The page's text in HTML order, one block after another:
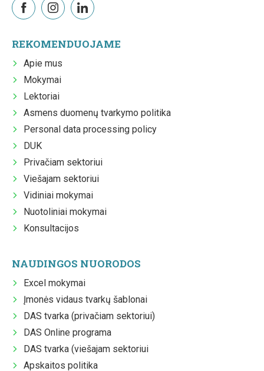
REKOMENDUOJAME
Apie mus
Mokymai
Lektoriai
Asmens duomenų tvarkymo politika
Personal data processing policy
DUK
Privačiam sektoriui
Viešajam sektoriui
Vidiniai mokymai
Nuotoliniai mokymai
Konsultacijos
NAUDINGOS NUORODOS
Excel mokymai
Įmonės vidaus tvarkų šablonai
DAS tvarka (privačiam sektoriui)
DAS Online programa
DAS tvarka (viešajam sektoriui
Apskaitos politika